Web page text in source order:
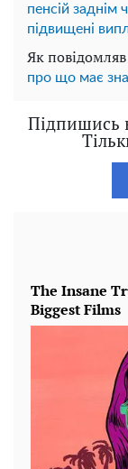
пенсій заднім
підвищені
Як
про що має
Підпишись